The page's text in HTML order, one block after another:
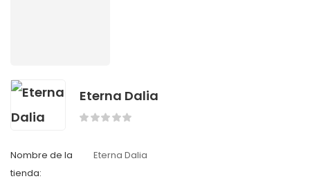
Eterna Dalia
Nombre de la
tienda:
Eterna Dalia